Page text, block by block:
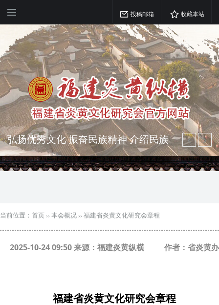
投稿邮箱 收藏本站
突出海西特色 报道台港澳侨 坚持古为
今用 力求雅俗共赏
弘扬优秀文化 振奋民族精神 介绍民族
当前位置： 首页 ›› 本会概况 ›› 福建省炎黄文化研究会章程
2025-10-24 09:50 来源：福建炎黄纵横 作者：省炎黄办
福建省炎黄文化研究会章程